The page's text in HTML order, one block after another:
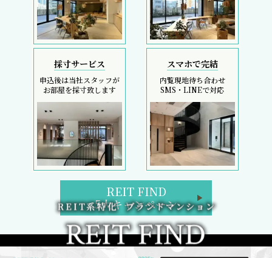
採寸サービス
申込後は当社スタッフが
お部屋を採寸致します
スマホで完結
内覧現地待ち合わせ
SMS・LINEで対応
REIT FIND
5大キャンペーン